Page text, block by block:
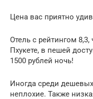
Цена вас приятно
Отель с рейтингом 8,3,
Пхукете, в пешей
1500 рублей ночь!
Иногда среди
неплохие. Также